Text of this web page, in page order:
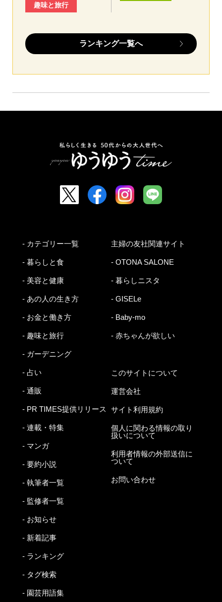
趣味と旅行
ランキング一覧へ
- カテゴリー一覧
- 暮らしと食
- 美容と健康
- あの人の生き方
- お金と働き方
- 趣味と旅行
- ガーデニング
- 占い
- 通販
- PR TIMES提供リリース
- 連載・特集
- マンガ
- 要約小説
- 執筆者一覧
- 監修者一覧
- お知らせ
- 新着記事
- ランキング
- タグ検索
- 園芸用語集
主婦の友社関連サイト
- OTONA SALONE
- 暮らしニスタ
- GISELe
- Baby-mo
- 赤ちゃんが欲しい
このサイトについて
運営会社
サイト利用規約
個人に関わる情報の取り
扱いについて
利用者情報の外部送信に
ついて
お問い合わせ